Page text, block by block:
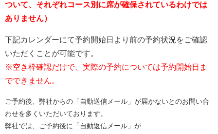
ついて、それぞれコース別に席が確保されているわけでは
ありません）
下記カレンダーにて予約開始日より前の予約状況をご確認
いただくことが可能です。
※空き枠確認だけで、実際の予約については予約開始日ま
でできません。
ご予約後、弊社からの「自動送信メール」が届かないとのお問い合
わせを多くいただいております。
弊社では、ご予約後に「自動返信メール」が